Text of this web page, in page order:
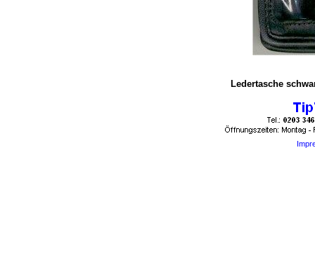
Ledertasche